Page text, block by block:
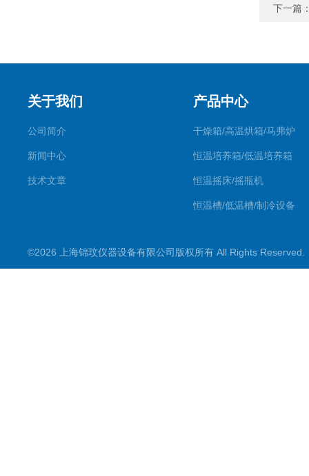
下一篇
关于我们
公司简介
新闻中心
技术文章
产品中心
干燥箱/高温烘箱/马弗炉
恒温培养箱/低温培养箱
恒温摇床/摇瓶机
恒温槽/低温槽/制冷设备
超声波仪器
©2026 上海锦玟仪器设备有限公司版权所有 All Rights